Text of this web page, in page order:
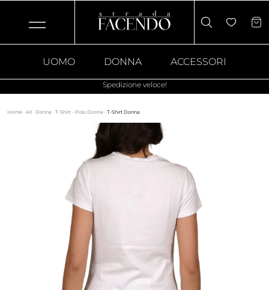
UOMO DONNA ACCESSORI
Spedizione veloce!
Home · All · Donna · T-Shirt - Polo Donna · T-Shirt Donna